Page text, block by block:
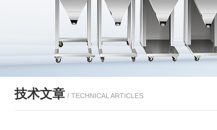
技术文章 / TECHNICAL ARTICLES